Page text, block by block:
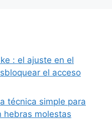
: el ajuste en el
el acceso
técnica simple para
hebras molestas